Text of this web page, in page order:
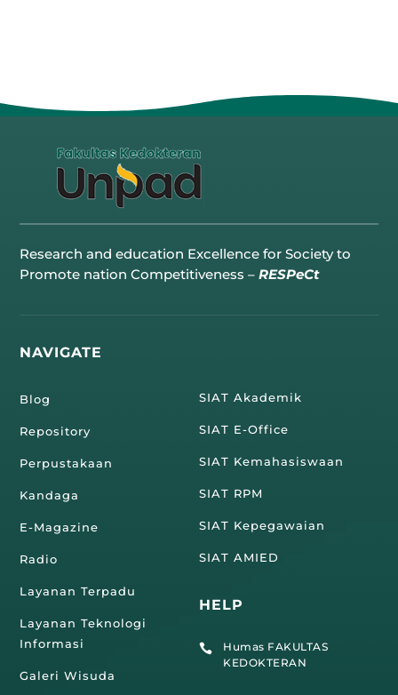
Research and education Excellence for Society to
Promote nation Competitiveness –RESPeCt
NAVIGATE
Blog
Repository
Perpustakaan
Kandaga
E-Magazine
Radio
Layanan Terpadu
Layanan Teknologi
Informasi
Galeri Wisuda
SIAT Akademik
SIAT E-Office
SIAT Kemahasiswaan
SIAT RPM
SIAT Kepegawaian
SIAT AMIED
HELP

Humas FAKULTAS
KEDOKTERAN